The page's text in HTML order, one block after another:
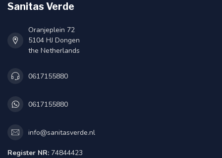
Sanitas Verde
Oranjeplein 72
5104 HJ Dongen
the Netherlands
0617155880
0617155880
info@sanitasverde.nl
Register NR: 74844423